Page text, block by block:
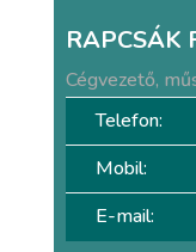
RAPCSÁK
Cégvezető,
Telefon:
Mobil:
E-mail: